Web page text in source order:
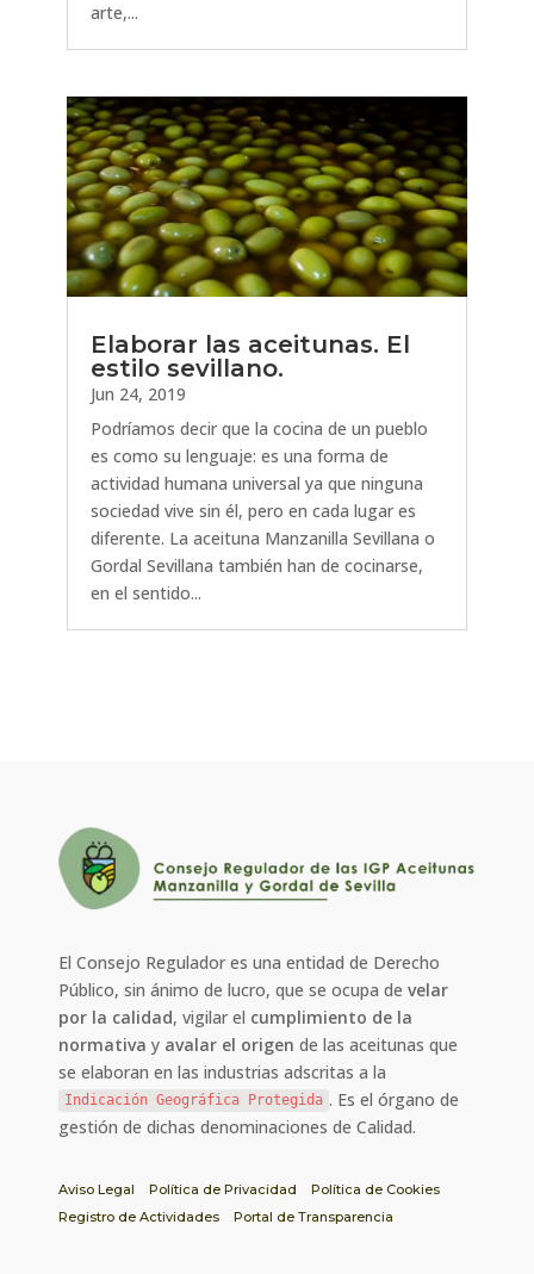
arte,...
Elaborar las aceitunas. El
estilo sevillano.
Jun 24, 2019
Podríamos decir que la cocina de un pueblo
es como su lenguaje: es una forma de
actividad humana universal ya que ninguna
sociedad vive sin él, pero en cada lugar es
diferente. La aceituna Manzanilla Sevillana o
Gordal Sevillana también han de cocinarse,
en el sentido...
El Consejo Regulador es una entidad de Derecho
Público, sin ánimo de lucro, que se ocupa develar
por la calidad, vigilar el cumplimiento de la
normativa y avalar el origen de las aceitunas que
se elaboran en las industrias adscritas a la
Indicación Geográfica Protegida . Es el órgano de
gestión de dichas denominaciones de Calidad.
Aviso Legal Política de Privacidad
Política de Cookies
Registro de Actividades
Portal de Transparencia